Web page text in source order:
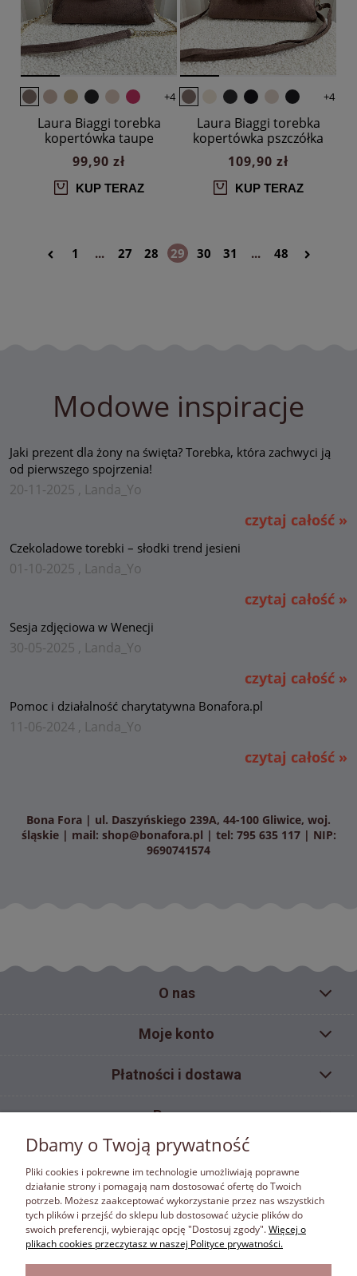
+4
Laura Biaggi torebka
kopertówka taupe
ekozamsz
99,90 zł
KUP TERAZ
+4
Laura Biaggi torebka
kopertówka pszczółka
taupe ekozamsz
109,90 zł
KUP TERAZ
1 ... 27 28 29 30 31 ... 48
Modowe inspiracje
Jaki prezent dla żony na święta? Torebka, która zachwyci ją
od pierwszego spojrzenia!
20-11-2025 , Landa_Yo
czytaj całość »
Czekoladowe torebki – słodki trend jesieni
01-10-2025 , Landa_Yo
czytaj całość »
Sesja zdjęciowa w Wenecji
30-05-2025 , Landa_Yo
czytaj całość »
Pomoc i działalność charytatywna Bonafora.pl
11-06-2024 , Landa_Yo
czytaj całość »
Bona Fora | ul. Daszyńskiego 239A, 44-100 Gliwice, woj.
śląskie | mail: shop@bonafora.pl | tel: 795 635 117 | NIP:
9690741574
O nas
Moje konto
Płatności i dostawa
Pomoc
Informacje
ZAKAZ KOPIOWANIA
Materiały umieszczone w sklepie internetowym bonafora.pl objęte są ochroną wynikającą z
ustawy z dnia 4 lutego 1994 r. o prawie autorskim i prawach pokrewnych. Właścicielem
autorskich praw majątkowych jest firma Bona Fora. Właściciel autorskich praw majątkowych
zastrzega w rozumieniu art. 25 ust.1 pkt.1 ustawy z dnia 4 lutego 1994 r. o prawie autorskim
Dbamy o Twoją prywatność
Pliki cookies i pokrewne im technologie umożliwiają poprawne
działanie strony i pomagają nam dostosować ofertę do Twoich
potrzeb. Możesz zaakceptować wykorzystanie przez nas wszystkich
tych plików i przejść do sklepu lub dostosować użycie plików do
swoich preferencji, wybierając opcję "Dostosuj zgody".Więcej o
plikach cookies przeczytasz w naszej Polityce prywatności.